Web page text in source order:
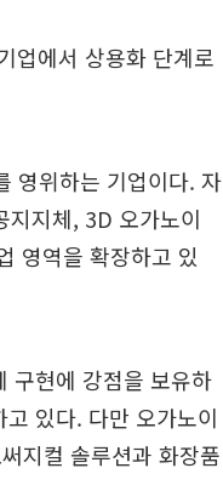
업에서 상용화 단계로
영위하는 기업이다. 자
지지체, 3D 오가노이
영역을 확장하고 있
구현에 강점을 보유하
있다. 다만 오가노이
지컬 솔루션과 화장품